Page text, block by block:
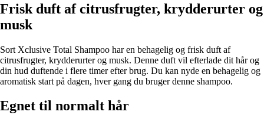
Frisk duft af citrusfrugter, krydderurter og
musk
Sort Xclusive Total Shampoo har en behagelig og frisk duft af
citrusfrugter, krydderurter og musk. Denne duft vil efterlade dit hår og
din hud duftende i flere timer efter brug. Du kan nyde en behagelig og
aromatisk start på dagen, hver gang du bruger denne shampoo.
Egnet til normalt hår